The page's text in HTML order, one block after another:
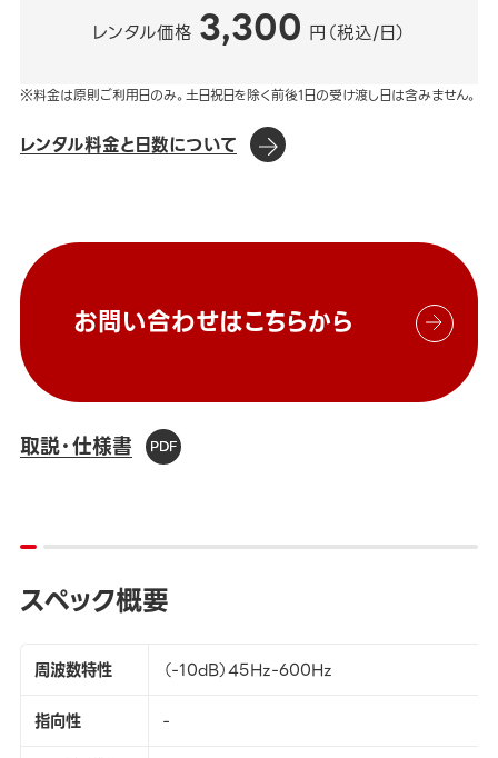
レンタル価格 3,300 円（税込/日）
※料金は原則ご利用日のみ。土日祝日を除く前後1日の受け渡し日は含みません。
レンタル料金と日数について
お問い合わせはこちらから
取説・仕様書
スペック概要
周波数特性
（-10dB）45Hz-600Hz
指向性
-